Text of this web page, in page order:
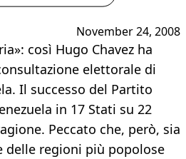
November 24, 2008
così Hugo Chavez ha
elettorale di
Il successo del Partito
in 17 Stati su 22
Peccato che, però, sia
regioni più popolose